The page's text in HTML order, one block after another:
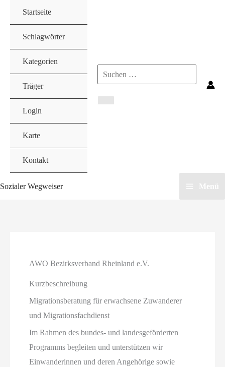
springen
Startseite
Schlagwörter
Kategorien
Träger
Login
Karte
Kontakt
Search
for:
Sozialer Wegweiser Menü
AWO Bezirksverband Rheinland e.V.
Kurzbeschreibung
Migrationsberatung für erwachsene Zuwanderer
und Migrationsfachdienst
Im Rahmen des bundes- und landesgeförderten
Programms begleiten und unterstützen wir
Einwanderinnen und deren Angehörige sowie